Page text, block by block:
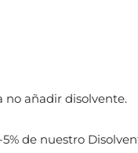
no añadir disolvente.
de nuestro